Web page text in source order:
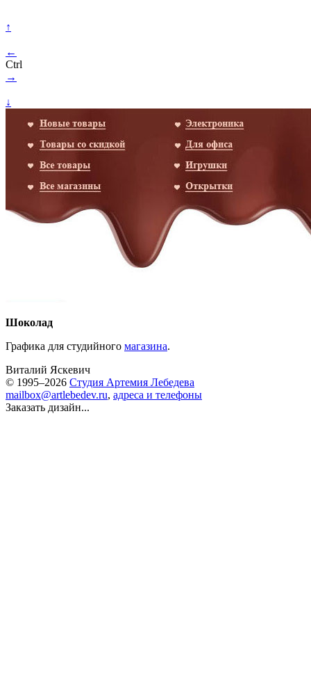
↑
←
Ctrl
→
↓
Шоколад
Графика для студийного магазина.
Виталий Яскевич
© 1995–2026 Студия Артемия Лебедева
mailbox@artlebedev.ru, адреса и телефоны
Заказать дизайн...